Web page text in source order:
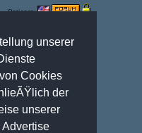
unserer
Cookies
der
unserer
Optionen: